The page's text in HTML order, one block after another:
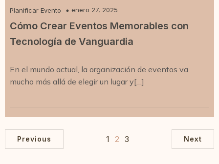
Planificar Evento enero 27, 2025
Cómo Crear Eventos Memorables con
Tecnología de Vanguardia
En el mundo actual, la organización de eventos va
mucho más allá de elegir un lugar y[…]
Previous 1 2 3 Next